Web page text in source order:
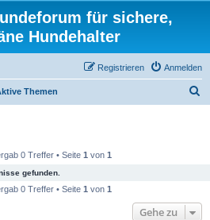
für sichere,
Hundehalter
Anmelden
Registrieren
Themen
0 Treffer • Seite 1 von 1
gefunden.
0 Treffer • Seite 1 von 1
Gehe zu